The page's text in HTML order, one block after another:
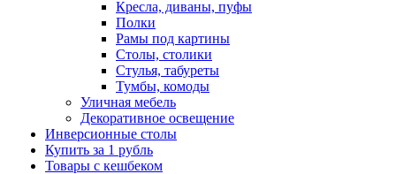
Кресла, диваны, пуфы
Полки
Рамы под картины
Столы, столики
Стулья, табуреты
Тумбы, комоды
Уличная мебель
Декоративное освещение
Инверсионные столы
Купить за 1 рубль
Товары с кешбеком